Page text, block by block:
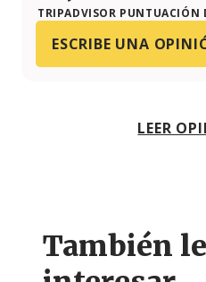
TRIPADVISOR PUNTUACIÓN
ESCRIBE UNA
LEER
También